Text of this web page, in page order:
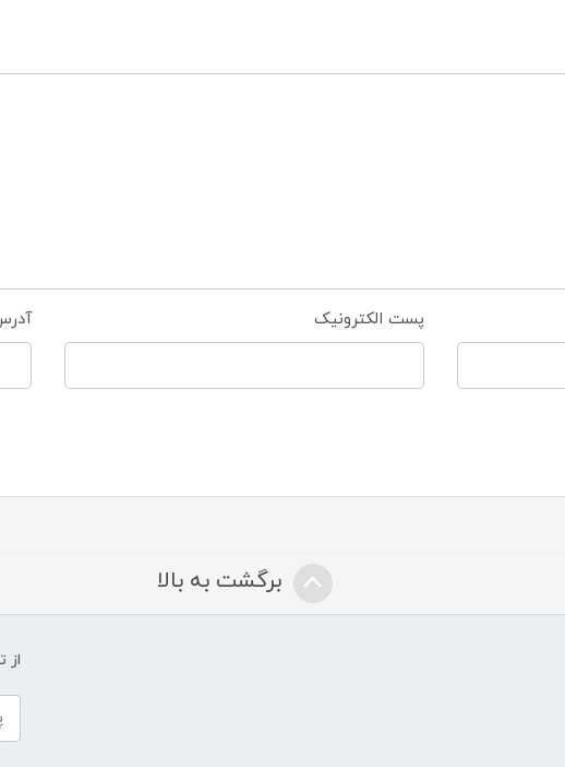
پست الکترونیک
برگشت به بالا
از